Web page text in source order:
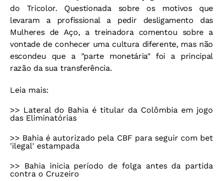
do Tricolor. Questionada sobre os motivos que
levaram a profissional a pedir desligamento das
Mulheres de Aço, a treinadora comentou sobre a
vontade de conhecer uma cultura diferente, mas não
escondeu que a "parte monetária" foi a principal
razão da sua transferência.
Leia mais:
>> Lateral do Bahia é titular da Colômbia em jogo
das Eliminatórias
>> Bahia é autorizado pela CBF para seguir com bet
'ilegal' estampada
>> Bahia inicia período de folga antes da partida
contra o Cruzeiro